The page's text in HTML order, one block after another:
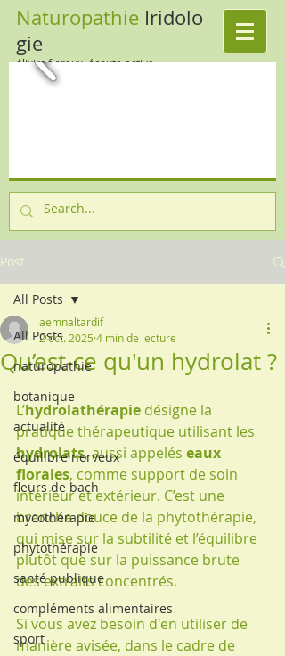
Naturopathie Iridolo
gie
élixirs floraux, écoute active
Post
All Posts
naturopathie
botanique
actualité
équilibre nerveux
fleurs de bach
mycothérapie
phytothérapie
santé publique
compléments alimentaires
sport
All Posts
Qu’est‑ce qu'un hydrolat ?
aemnaltardif
2 oct. 2025 4 min de lecture
L’hydrolathérapie désigne la
pratique thérapeutique utilisant les
hydrolats, aussi appelés eaux
florales, comme support de soin
intérieur et extérieur. C’est une
branche douce de la phytothérapie,
qui mise sur la subtilité et l’équilibre
plutôt que sur la puissance brute
des extraits concentrés.
Si vous avez besoin d'en utiliser de
manière avisée, dans le cadre de